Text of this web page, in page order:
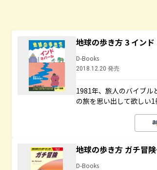
地球の歩き方 3 インド
D-Books
2018.12.20 発売
1981年、旅人のバイブ
の旅を思い出して欲しい1
地球の歩き方 ガチ冒
D-Books